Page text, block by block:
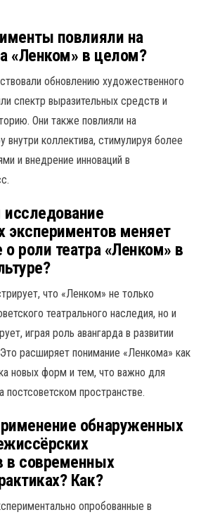
повлияли на
«Ленком» в целом?
обновлению художественного
спектр выразительных средств и
Они также повлияли на
коллектива, стимулируя более
и внедрение инноваций в
экспериментов меняет
роли театра «Ленком» в
что «Ленком» не только
театрального наследия, но и
играя роль авангарда в развитии
расширяет понимание «Ленкома» как
новых форм и тем, что важно для
постсоветском пространстве.
обнаруженных
в современных
Как?
опробованные в